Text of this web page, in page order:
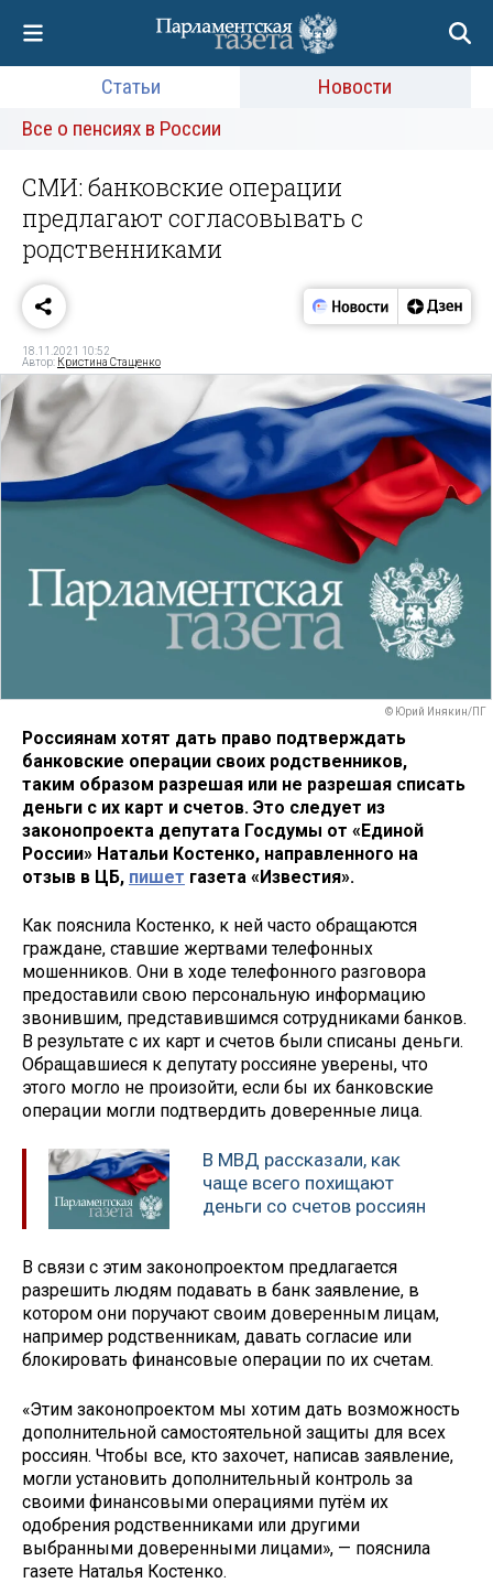
Статьи
Новости
Все о пенсиях в России
СМИ: банковские операции
предлагают согласовывать с
родственниками
18.11.2021 10:52
Автор: Кристина Стащенко
© Юрий Инякин/ПГ
Россиянам хотят дать право подтверждать
банковские операции своих родственников,
таким образом разрешая или не разрешая списать
деньги с их карт и счетов. Это следует из
законопроекта депутата Госдумы от «Единой
России» Натальи Костенко, направленного на
отзыв в ЦБ, пишет газета «Известия».
Как пояснила Костенко, к ней часто обращаются
граждане, ставшие жертвами телефонных
мошенников. Они в ходе телефонного разговора
предоставили свою персональную информацию
звонившим, представившимся сотрудниками банков.
В результате с их карт и счетов были списаны деньги.
Обращавшиеся к депутату россияне уверены, что
этого могло не произойти, если бы их банковские
операции могли подтвердить доверенные лица.
В МВД рассказали, как
чаще всего похищают
деньги со счетов россиян
В связи с этим законопроектом предлагается
разрешить людям подавать в банк заявление, в
котором они поручают своим доверенным лицам,
например родственникам, давать согласие или
блокировать финансовые операции по их счетам.
«Этим законопроектом мы хотим дать возможность
дополнительной самостоятельной защиты для всех
россиян. Чтобы все, кто захочет, написав заявление,
могли установить дополнительный контроль за
своими финансовыми операциями путём их
одобрения родственниками или другими
выбранными доверенными лицами», — пояснила
газете Наталья Костенко.